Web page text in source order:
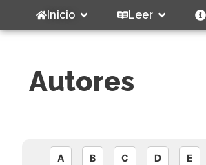
Inicio Leer
Autores
A B C D E